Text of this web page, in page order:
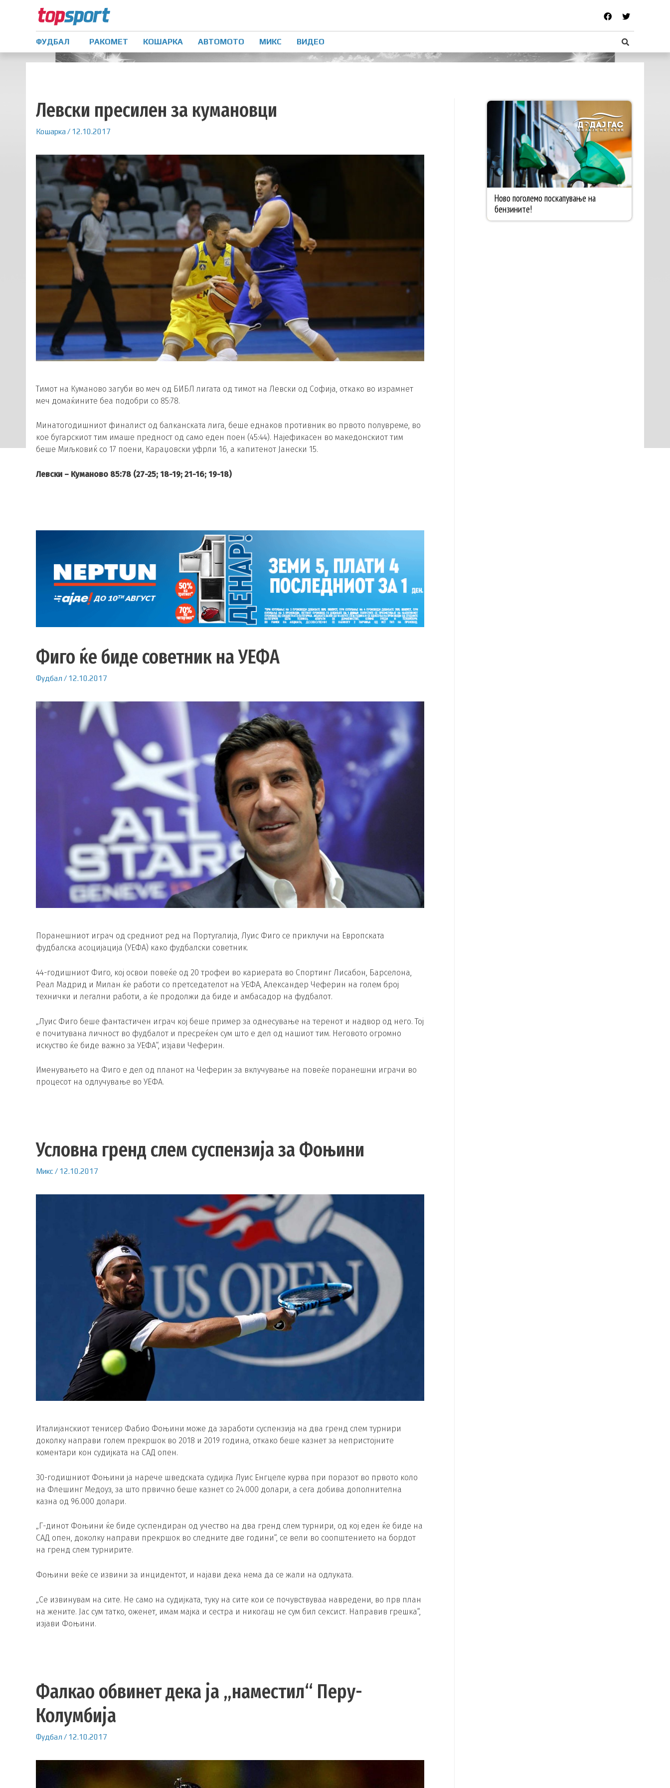
ФУДБАЛ РАКОМЕТ КОШАРКА АВТОМОТО МИКС ВИДЕО
Левски пресилен за кумановци
Кошарка / 12.10.2017
Тимот на Куманово загуби во меч од БИБЛ лигата од тимот на Левски од Софија, откако во израмнет
меч домаќините беа подобри со 85:78.
Минатогодишниот финалист од балканската лига, беше еднаков противник во првото полувреме, во
кое бугарскиот тим имаше предност од само еден поен (45:44). Најефикасен во македонскиот тим
беше Миљковиќ со 17 поени, Караџовски уфрли 16, а капитенот Јанески 15.
Левски – Куманово 85:78 (27-25; 18-19; 21-16; 19-18)
Фиго ќе биде советник на УЕФА
Фудбал / 12.10.2017
Поранешниот играч од средниот ред на Португалија, Луис Фиго се приклучи на Европската
фудбалска асоцијација (УЕФА) како фудбалски советник.
44-годишниот Фиго, кој освои повеќе од 20 трофеи во кариерата во Спортинг Лисабон, Барселона,
Реал Мадрид и Милан ќе работи со претседателот на УЕФА, Александер Чеферин на голем број
технички и легални работи, а ќе продолжи да биде и амбасадор на фудбалот.
„Луис Фиго беше фантастичен играч кој беше пример за однесување на теренот и надвор од него. Тој
е почитувана личност во фудбалот и пресреќен сум што е дел од нашиот тим. Неговото огромно
искуство ќе биде важно за УЕФА“, изјави Чеферин.
Именувањето на Фиго е дел од планот на Чеферин за вклучување на повеќе поранешни играчи во
процесот на одлучување во УЕФА.
Условна гренд слем суспензија за Фоњини
Микс/ 12.10.2017
Италијанскиот тенисер Фабио Фоњини може да заработи суспензија на два гренд слем турнири
доколку направи голем прекршок во 2018 и 2019 година, откако беше казнет за непристојните
коментари кон судијката на САД опен.
30-годишниот Фоњини ја нарече шведската судијка Луис Енгцеле курва при поразот во првото коло
на Флешинг Медоуз, за што првично беше казнет со 24.000 долари, а сега добива дополнителна
казна од 96.000 долари.
„Г-динот Фоњини ќе биде суспендиран од учество на два гренд слем турнири, од кој еден ќе биде на
САД опен, доколку направи прекршок во следните две години“, се вели во соопштението на бордот
на гренд слем турнирите.
Фоњини веќе се извини за инцидентот, и најави дека нема да се жали на одлуката.
„Се извинувам на сите. Не само на судијката, туку на сите кои се почувствуваа навредени, во прв план
на жените. Јас сум татко, оженет, имам мајка и сестра и никогаш не сум бил сексист. Направив грешка“,
изјави Фоњини.
Фалкао обвинет дека ја „наместил“ Перу-
Колумбија
Фудбал / 12.10.2017